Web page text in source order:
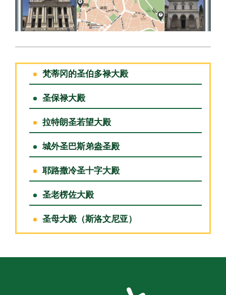
梵蒂冈的圣伯多禄大殿
圣保禄大殿
拉特朗圣若望大殿
城外圣巴斯弟盎圣殿
耶路撒冷圣十字大殿
圣老楞佐大殿
圣母大殿（斯洛文尼亚）